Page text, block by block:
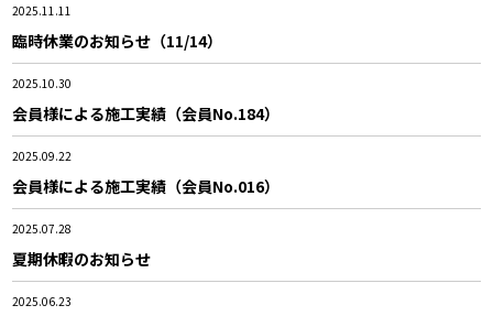
2025.11.11
臨時休業のお知らせ（11/14）
2025.10.30
会員様による施工実績（会員No.184）
2025.09.22
会員様による施工実績（会員No.016）
2025.07.28
夏期休暇のお知らせ
2025.06.23